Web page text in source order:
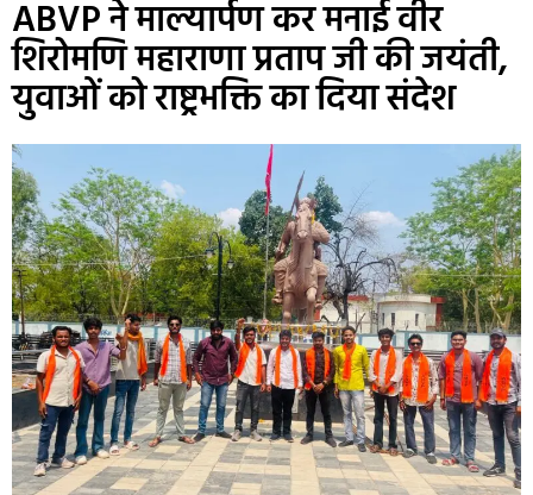
ABVP ने माल्यार्पण कर मनाई वीर
शिरोमणि महाराणा प्रताप जी की जयंती,
युवाओं को राष्ट्रभक्ति का दिया संदेश